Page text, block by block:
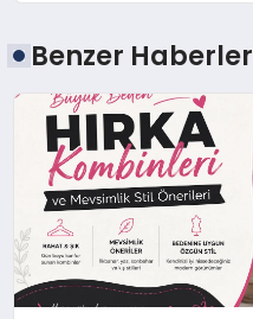
Benzer Haberler